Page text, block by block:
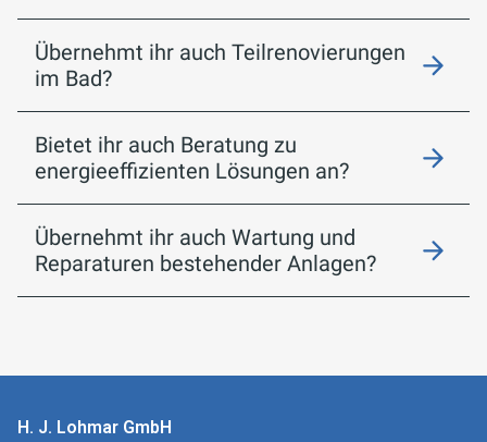
Übernehmt ihr auch Teilrenovierungen
im Bad?
Bietet ihr auch Beratung zu
energieeffizienten Lösungen an?
Übernehmt ihr auch Wartung und
Reparaturen bestehender Anlagen?
H. J. Lohmar GmbH